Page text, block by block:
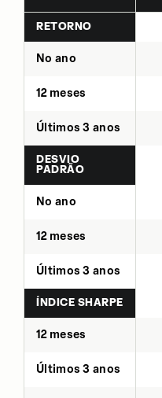
RETORNO
No ano
12 meses
Últimos 3 anos
DESVIO
PADRÃO
No ano
12 meses
Últimos 3 anos
ÍNDICE SHARPE
12 meses
Últimos 3 anos